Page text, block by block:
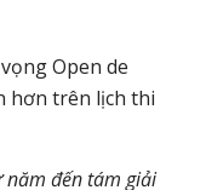
Open de
hơn trên lịch thi
năm đến tám giải